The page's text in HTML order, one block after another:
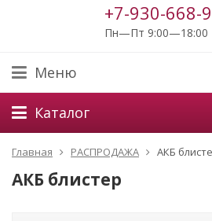
+7-930-668-
Пн—Пт 9:00—18:00
Меню
Каталог
Главная РАСПРОДАЖА АКБ
АКБ блистер